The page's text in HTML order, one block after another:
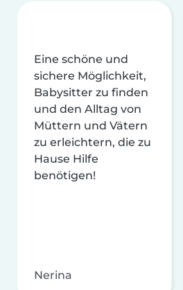
Eine schöne und
sichere Möglichkeit,
Babysitter zu finden
und den Alltag von
Müttern und Vätern
zu erleichtern, die zu
Hause Hilfe
benötigen!
Nerina